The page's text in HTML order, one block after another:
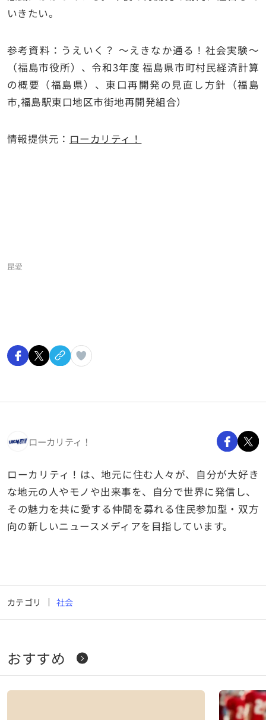
いきたい。
参考資料：うえいく？ ～えきなか通る！社会実験～
（福島市役所）、令和3年度 福島県市町村民経済計算
の概要（福島県）、東口再開発の見直し方針（福島
市,福島駅東口地区市街地再開発組合）
情報提供元： ローカリティ！
昆愛
ローカリティ！
ローカリティ！は、地元に住む人々が、自分が大好き
な地元の人やモノや出来事を、自分で世界に発信し、
その魅力を共に愛する仲間を募れる住民参加型・双方
向の新しいニュースメディアを目指しています。
カテゴリ 社会
おすすめ